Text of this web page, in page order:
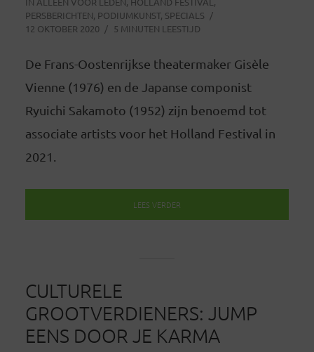
PERSBERICHTEN, PODIUMKUNST, SPECIALS
12 OKTOBER 2020
5 MINUTEN LEESTIJD
De Frans-Oostenrijkse theatermaker Gisèle
Vienne (1976) en de Japanse componist
Ryuichi Sakamoto (1952) zijn benoemd tot
associate artists voor het Holland Festival in
2021.
LEES VERDER
CULTURELE
GROOTVERDIENERS: JUMP
EENS DOOR JE KARMA